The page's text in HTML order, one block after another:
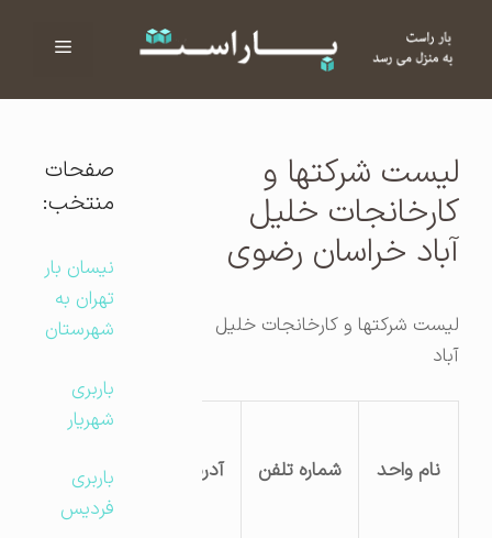
فهرست
لیست شرکتها و
کارخانجات خلیل
آباد خراسان رضوی
لیست شرکتها و کارخانجات خلیل
نام واحد شماره تلفن آدرس کارگاه
صفحات
منتخب:
نیسان بار
تهران به
شهرستان
باربری
شهریار
باربری
فردیس